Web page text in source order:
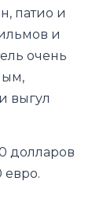
патио и
и
очень
выгул
долларов
евро.